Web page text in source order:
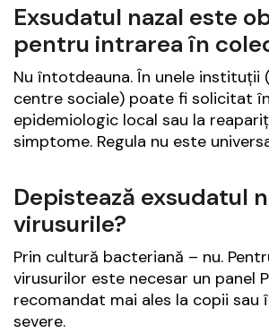
Exsudatul nazal este
pentru intrarea în
Nu întotdeauna. În unele instituții
centre sociale) poate fi solicitat
epidemiologic local sau la
simptome. Regula nu este
Depistează exsudatul
virusurile?
Prin cultură bacteriană – nu.
virusurilor este necesar un panel
recomandat mai ales la copii sau
severe.